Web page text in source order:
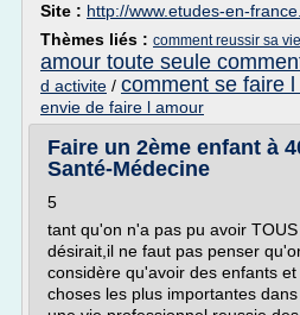
Site : http://www.etudes-en-
Thèmes liés : comment reussir sa
amour toute seule
d activite / comment se faire
envie de faire l amour
Faire un 2ème enfant à
Santé-Médecine
5
tant qu'on n'a pas pu avoir
désirait,il ne faut pas penser
considère qu'avoir des enfants
choses les plus importantes